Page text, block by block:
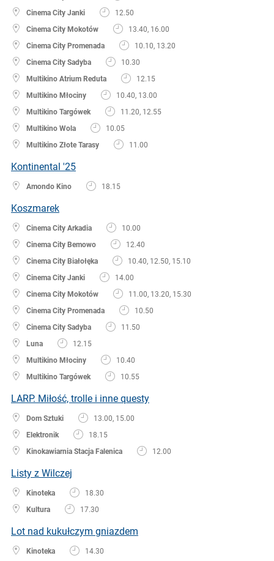
Cinema City Janki
12.50
Cinema City Mokotów
13.40, 16.00
Cinema City Promenada
10.10, 13.20
Cinema City Sadyba
10.30
Multikino Atrium Reduta
12.15
Multikino Młociny
10.40, 13.00
Multikino Targówek
11.20, 12.55
Multikino Wola
10.05
Multikino Złote Tarasy
11.00
Kontinental '25
Amondo Kino 18.15
Koszmarek
Cinema City Arkadia
10.00
Cinema City Bemowo
12.40
Cinema City Białołęka
10.40, 12.50, 15.10
Cinema City Janki
14.00
Cinema City Mokotów
11.00, 13.20, 15.30
Cinema City Promenada
10.50
Cinema City Sadyba
11.50
Luna
12.15
Multikino Młociny
10.40
Multikino Targówek
10.55
LARP. Miłość, trolle i inne questy
Dom Sztuki
13.00, 15.00
Elektronik
18.15
Kinokawiarnia Stacja Falenica
12.00
Listy z Wilczej
Kinoteka
18.30
Kultura
17.30
Lot nad kukułczym gniazdem
Kinoteka 14.30